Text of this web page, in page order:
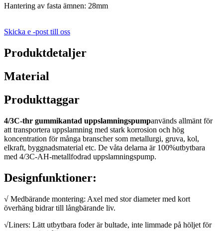
Hantering av fasta ämnen: 28mm
Skicka e -post till oss
Produktdetaljer
Material
Produkttaggar
4/3C-thr gummikantad uppslamningspumpanvänds allmänt för
att transportera uppslamning med stark korrosion och hög
koncentration för många branscher som metallurgi, gruva, kol,
elkraft, byggnadsmaterial etc. De våta delarna är 100%utbytbara
med 4/3C-AH-metallfodrad uppslamningspump.
Designfunktioner:
√ Medbärande montering: Axel med stor diameter med kort
överhäng bidrar till långbärande liv.
√Liners: Lätt utbytbara foder är bultade, inte limmade på höljet för